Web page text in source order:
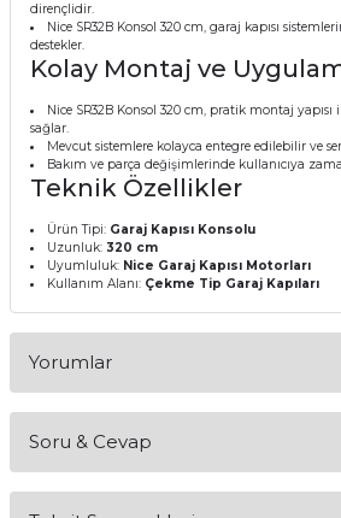
dirençlidir.
Nice SR32B Konsol 320 cm, garaj kapısı
destekler.
Kolay Montaj ve
Nice SR32B Konsol 320 cm, pratik montaj
sağlar.
Mevcut sistemlere kolayca entegre edilebilir ve
Bakım ve parça değişimlerinde kullanıcıya
Teknik Özellikler
Ürün Tipi: Garaj Kapısı Konsolu
Uzunluk: 320 cm
Uyumluluk: Nice Garaj Kapısı Motorları
Kullanım Alanı: Çekme Tip Garaj Kapıları
Yorumlar
Soru & Cevap